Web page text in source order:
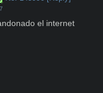
el internet